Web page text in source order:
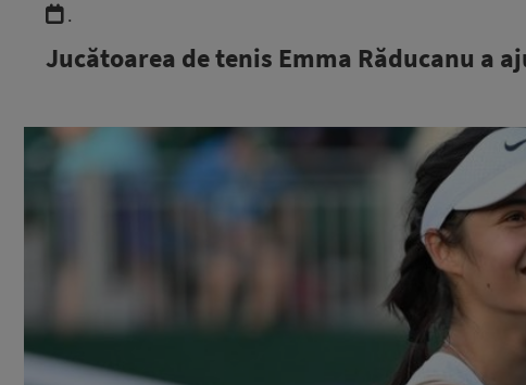
.
Jucătoarea de tenis Emma Răducanu a